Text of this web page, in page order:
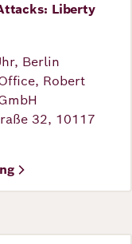
Academy/Bohm
Liberty
Berlin
Robert
32, 10117